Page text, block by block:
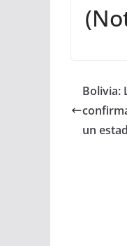
Bolivia:
un